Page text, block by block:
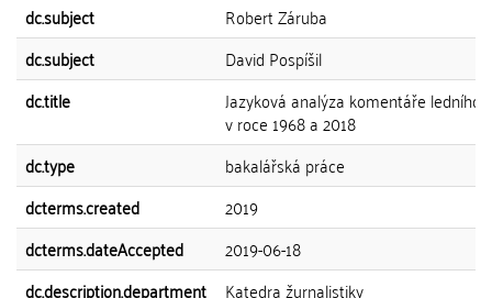
dc.subject
Robert Záruba
dc.subject
David Pospíšil
dc.title
Jazyková analýza komentáře ledního
v roce 1968 a 2018
dc.type
bakalářská práce
dcterms.created
2019
dcterms.dateAccepted
2019-06-18
dc.description.department
Katedra žurnalistiky